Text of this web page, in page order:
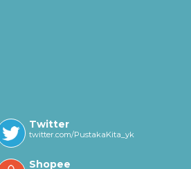
Twitter
twitter.com/PustakaKita_yk
Shopee